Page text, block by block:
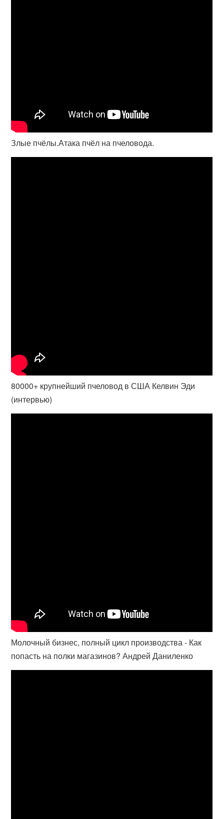
Злые пчёлы.Атака пчёл на пчеловода.
80000+ крупнейший пчеловод в США Келвин Эди
(интервью)
Молочный бизнес, полный цикл производства - Как
попасть на полки магазинов? Андрей Даниленко